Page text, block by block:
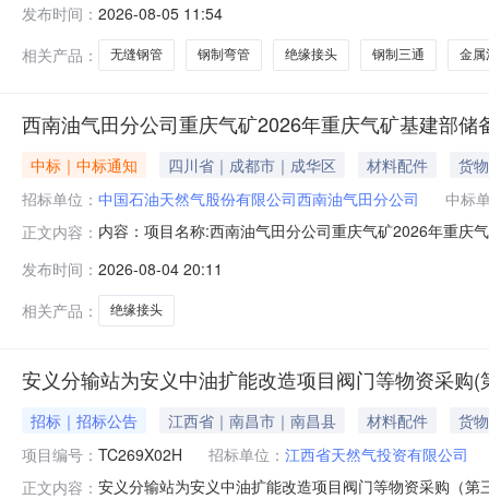
区：国别：省：市：地区：地区：询价人名称：鄂托克
国(CHN)+86
发布时间： 2026-08-05 11:54
相关产品：
无缝钢管 钢制弯管 绝缘接头 钢制三通 金属
西南油气田分公司重庆气矿2026年重庆气矿基建部
中标｜中标通知 四川省｜成都市｜成华区 材料配件
货物
招标单位： 中国石油天然气股份有限公司西南油气田分公司
中标
正文内容： 内容：项目名称:西南油气田分公司重庆气矿2026年重庆
发布时间： 2026-08-04 20:11
相关产品：
绝缘接头
安义分输站为安义中油扩能改造项目阀门等物资采购(
招标｜招标公告 江西省｜南昌市｜南昌县 材料配件
货物
项目编号： TC269X02H 招标单位： 江西省天然气投资有限公司
正文内容： 安义分输站为安义中油扩能改造项目阀门等物资采购（